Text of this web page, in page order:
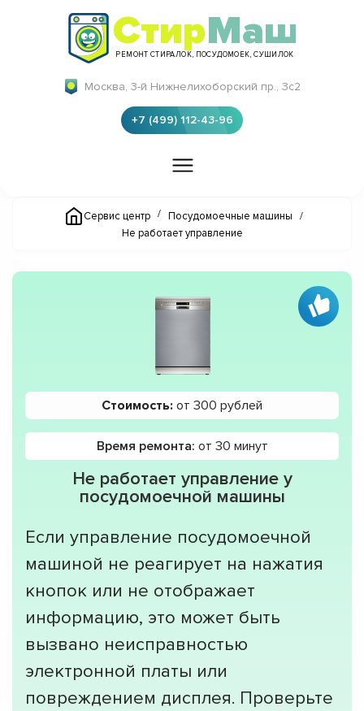
СтирМаш
РЕМОНТ СТИРАЛОК, ПОСУДОМОЕК, СУШИЛОК
Москва, 3-й Нижнелихоборский пр., 3с2
+7 (499) 112-43-96
Сервис центр / Посудомоечные машины
/
Не работает управление
Не работает управление у
посудомоечной машины
Если управление посудомоечной
машиной не реагирует на нажатия
кнопок или не отображает
информацию, это может быть
вызвано неисправностью
электронной платы или
повреждением дисплея. Проверьте
Стоимость: от 300 рублей
Время ремонта: от 30 минут